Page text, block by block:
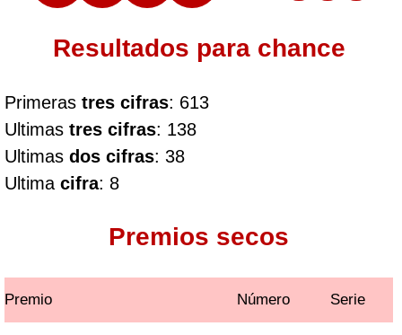
Resultados para chance
Primeras tres cifras: 613
Ultimas tres cifras: 138
Ultimas dos cifras: 38
Ultima cifra: 8
Premios secos
Premio Número Serie